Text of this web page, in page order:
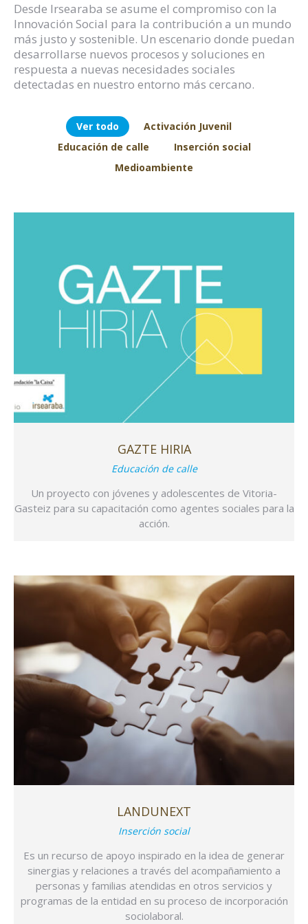
Desde Irsearaba se asume el compromiso con la
Innovación Social para la contribución a un mundo
más justo y sostenible. Un escenario donde puedan
desarrollarse nuevos procesos y soluciones en
respuesta a nuevas necesidades sociales
detectadas en nuestro entorno más cercano.
Ver todo
Activación Juvenil
Educación de calle
Inserción social
Medioambiente
GAZTE HIRIA
Educación de calle
Un proyecto con jóvenes y adolescentes de Vitoria-
Gasteiz para su capacitación como agentes sociales para la
acción.
LANDUNEXT
Inserción social
Es un recurso de apoyo inspirado en la idea de generar
sinergias y relaciones a través del acompañamiento a
personas y familias atendidas en otros servicios y
programas de la entidad en su proceso de incorporación
sociolaboral.